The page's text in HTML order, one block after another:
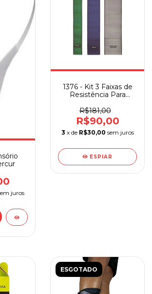
juros
1376 - Kit 3 Faixas de
Resistência Para
R$181,00
R$90,00
3 x de R$30,00 sem juros
ESPIAR
ESGOTADO